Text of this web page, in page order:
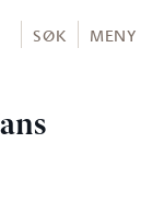
SØK MENY